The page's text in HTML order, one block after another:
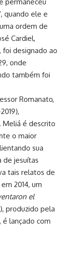
quando ele e
ordem de
Cardiel,
foi designado ao
onde
também foi
Romanato,
Meliá é descrito
o maior
sua
de jesuítas
tais relatos de
2014, um
el
produzido pela
é lançado com